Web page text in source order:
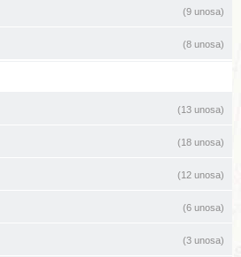
(9 unosa)
(8 unosa)
(13 unosa)
(18 unosa)
(12 unosa)
(6 unosa)
(3 unosa)